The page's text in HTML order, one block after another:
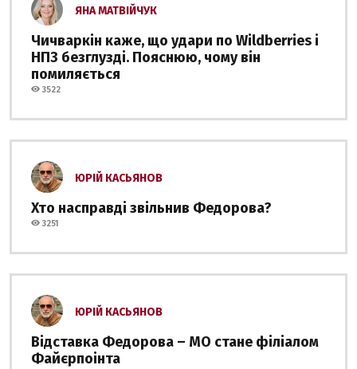
ЯНА МАТВІЙЧУК
Чичваркін каже, що удари по Wildberries і
НПЗ безглузді. Пояснюю, чому він
помиляється
3522
ЮРІЙ КАСЬЯНОВ
Хто насправді звільнив Федорова?
3251
ЮРІЙ КАСЬЯНОВ
Відставка Федорова – МО стане філіалом
Файєрпоінта